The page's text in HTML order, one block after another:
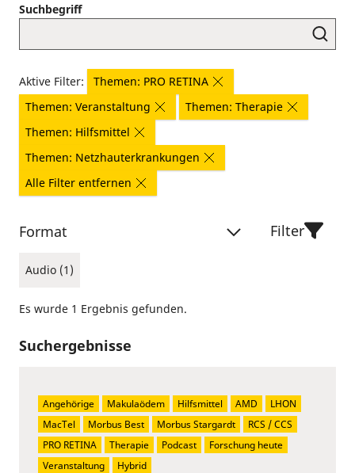
Suchbegriff
Aktive Filter:
Themen: PRO RETINA
Themen: Veranstaltung
Themen: Therapie
Themen: Hilfsmittel
Themen: Netzhauterkrankungen
Alle Filter entfernen
Format
Audio (1)
Filter
Es wurde 1 Ergebnis gefunden.
Suchergebnisse
Angehörige Makulaödem Hilfsmittel AMD
LHON
MacTel
Morbus Best Morbus Stargardt
RCS / CCS
PRO RETINA
Therapie Podcast
Forschung heute
Veranstaltung
Hybrid